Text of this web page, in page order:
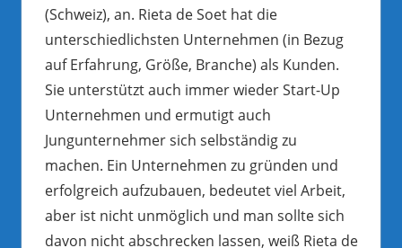
(Schweiz), an. Rieta de Soet hat die
unterschiedlichsten Unternehmen (in Bezug
auf Erfahrung, Größe, Branche) als Kunden.
Sie unterstützt auch immer wieder Start-Up
Unternehmen und ermutigt auch
Jungunternehmer sich selbständig zu
machen. Ein Unternehmen zu gründen und
erfolgreich aufzubauen, bedeutet viel Arbeit,
aber ist nicht unmöglich und man sollte sich
davon nicht abschrecken lassen, weiß Rieta de